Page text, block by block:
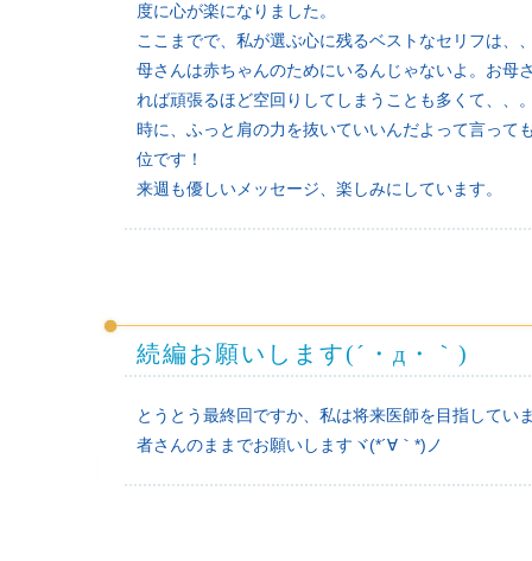
度に心が楽になりました。
ここまでで、私が選ぶ心に残るベストなセリフは
母さんは赤ちゃんのためにいるんじゃないよ。お母
れば頑張るほど空回りしてしまうことも多くて、、
時に、ふっと肩の力を抜いていいんだよって言って
位です！
来週も優しいメッセージ、楽しみにしています。
続編お願いします(´・д・｀)
とうとう最終回ですか、私は将来医師を目指して
者さんのままでお願いしますヾ(*´∀｀*)ノ